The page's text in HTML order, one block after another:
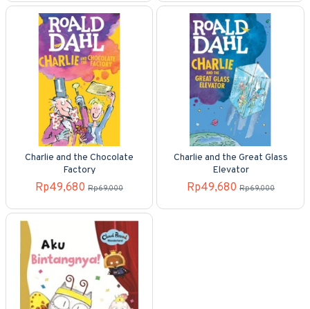
Charlie and the Chocolate
Factory
Rp49,680 Rp69,000
Charlie and the Great Glass
Elevator
Rp49,680 Rp69,000